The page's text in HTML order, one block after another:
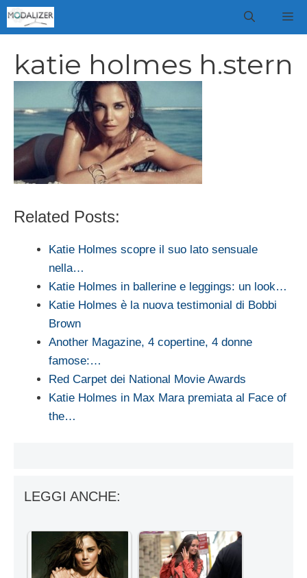
Vai
al
katie holmes h.stern
Related Posts:
Katie Holmes scopre il suo lato sensuale
nella…
Katie Holmes in ballerine e leggings: un look…
Katie Holmes è la nuova testimonial di Bobbi
Brown
Another Magazine, 4 copertine, 4 donne
famose:…
Red Carpet dei National Movie Awards
Katie Holmes in Max Mara premiata al Face of
the…
LEGGI ANCHE: